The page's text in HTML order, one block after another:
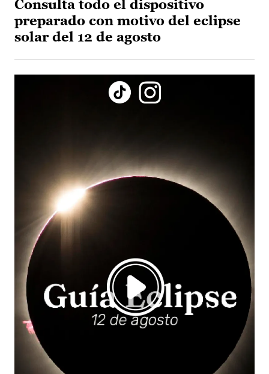
Consulta todo el dispositivo
preparado con motivo del eclipse
solar del 12 de agosto